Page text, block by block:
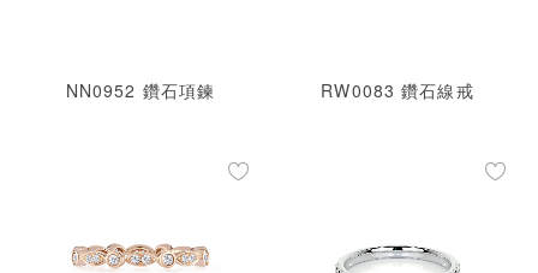
NN0952 鑽石項鍊 RW0083 鑽石線戒